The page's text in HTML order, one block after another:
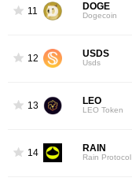
11 DOGE
Dogecoin
12 USDS
Usds
13 LEO
LEO Token
14 RAIN
Rain Protocol